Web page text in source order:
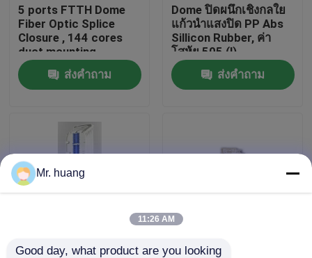
ควบคุมคุณภาพ
Fiber Optic Splice Closure
Dome Fiber Optic Splice Closure
Fiber Optic Joint Closure
Fiber Optic Splice Box
5 ports FTTH Dome
Fiber Optic Splice
Closure , 144 cores
duct mounting
ส่งคำถาม
Dome ปิดผนึกเชิงกลใย
แก้วนำแสงปิด PP Abs
Sillicon Rubber, ค่า
โสหุ้ย 505 (l)
xD200mm
max288core, GJS20-
DM0
ส่งคำถาม
Dome 216 cores 288 Cores Dome Fiber
Mr. huang
11:26 AM
Good day, what product are you looking